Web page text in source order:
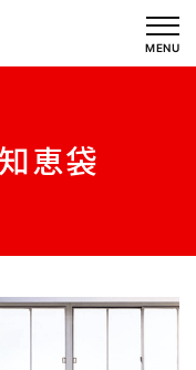
MENU
恵袋